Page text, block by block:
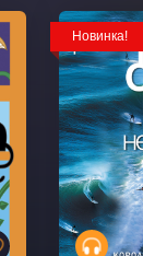
Новинка!